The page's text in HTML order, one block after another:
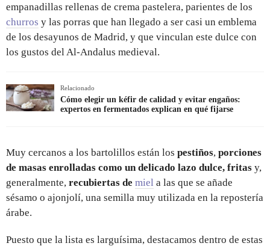
empanadillas rellenas de crema pastelera, parientes de los
churros y las porras que han llegado a ser casi un emblema
de los desayunos de Madrid, y que vinculan este dulce con
los gustos del Al-Andalus medieval.
Relacionado
Cómo elegir un kéfir de calidad y evitar engaños:
expertos en fermentados explican en qué fijarse
Muy cercanos a los bartolillos están los pestiños, porciones
de masas enrolladas como un delicado lazo dulce, fritas y,
generalmente, recubiertas de miel a las que se añade
sésamo o ajonjolí, una semilla muy utilizada en la repostería
árabe.
Puesto que la lista es larguísima, destacamos dentro de estas